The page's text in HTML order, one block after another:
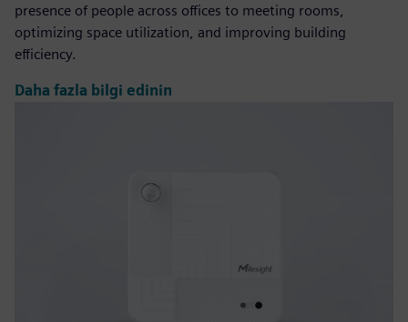
presence of people across offices to meeting rooms,
optimizing space utilization, and improving building
efficiency.
Daha fazla bilgi edinin